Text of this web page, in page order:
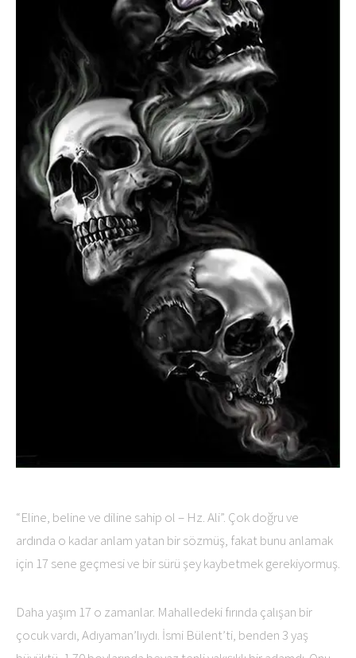
“Eline, beline ve diline sahip ol – Hz. Ali”. Çok doğru ve
ardında o kadar anlam yatan bir sözmüş, fakat bunu anlamak
için 17 sene geçmesi ve bir sürü şey kaybetmek gerekiyormuş.
Daha yaşım 17 o zamanlar. Mahalledeki fırında çalışan bir
çocuk vardı, Adıyaman’lıydı. İsmi Bülent’ti, benden 3 yaş